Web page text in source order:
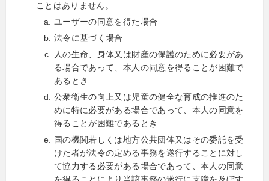
ことはありません。
ユーザーの同意を得た場合
法令に基づく場合
人の生命、身体又は財産の保護のために必要があ
る場合であって、本人の同意を得ることが困難で
あるとき
公衆衛生の向上又は児童の健全な育成の推進のた
めに特に必要がある場合であって、本人の同意を
得ることが困難であるとき
国の機関若しくは地方公共団体又はその委託を受
けた者が法令の定める事務を遂行することに対し
て協力する必要がある場合であって、本人の同意